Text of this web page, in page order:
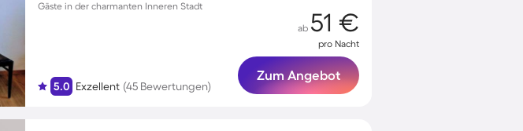
Gäste in der charmanten Inneren Stadt
5.0 Exzellent (45 Bewertungen)
ab 51 €
pro Nacht
Zum Angebot